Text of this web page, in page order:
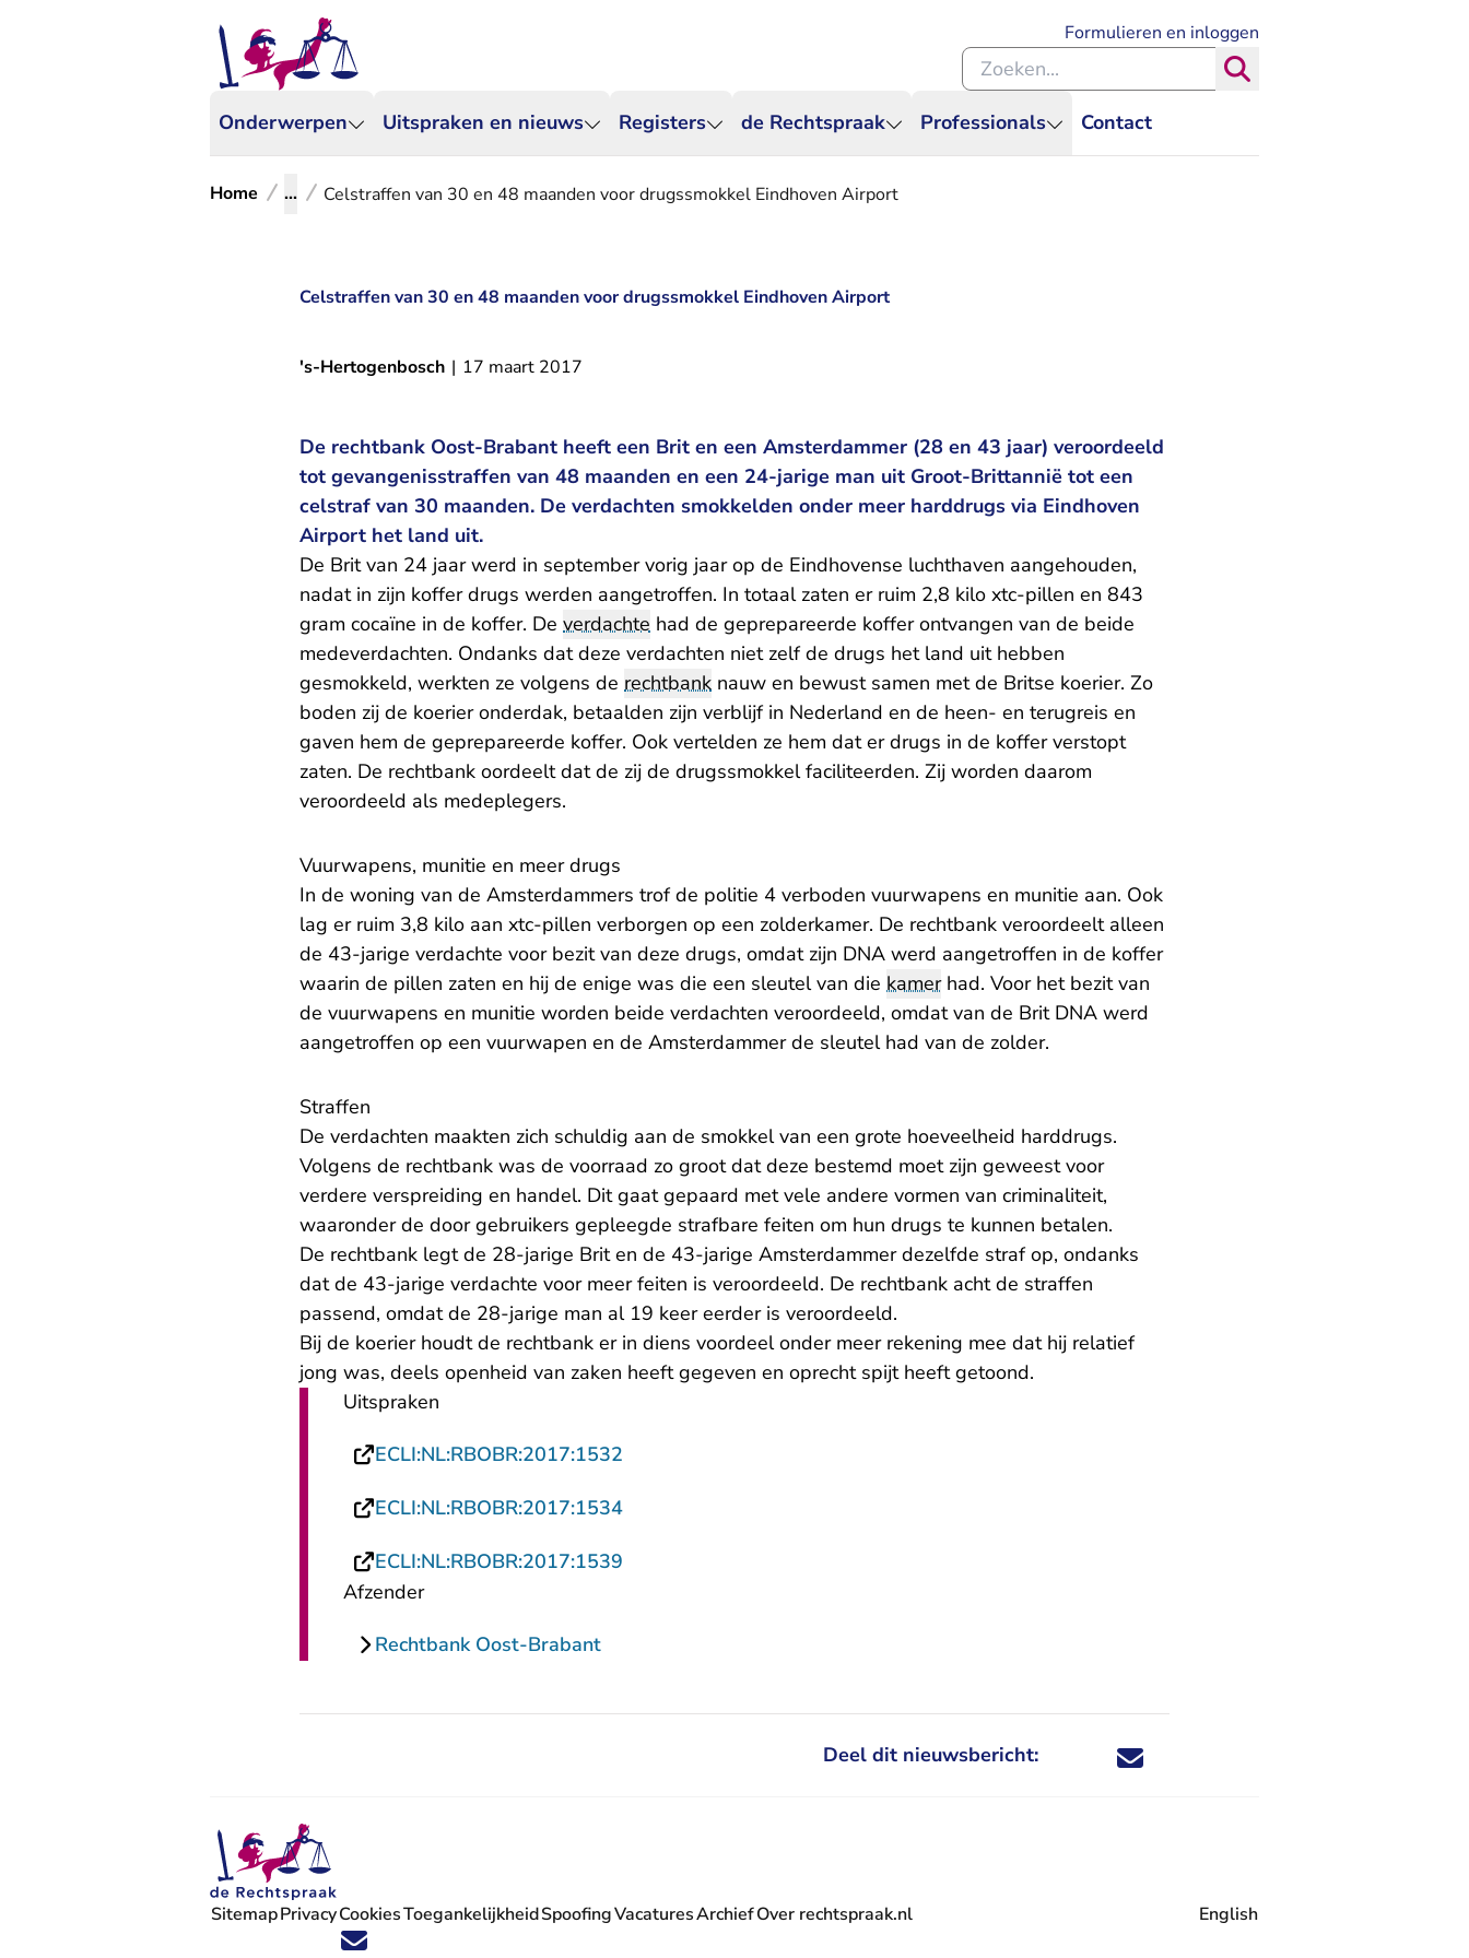
Onderwerpen Uitspraken en nieuws Registers de Rechtspraak Professionals Contact
Formulieren en inloggen
Zoeken binnen de Rechtspraak
Home ... Celstraffen van 30 en 48 maanden voor drugssmokkel Eindhoven Airport
Celstraffen van 30 en 48 maanden voor drugssmokkel Eindhoven Airport
's-Hertogenbosch | 17 maart 2017
De rechtbank Oost-Brabant heeft een Brit en een Amsterdammer (28 en 43 jaar) veroordeeld
tot gevangenisstraffen van 48 maanden en een 24-jarige man uit Groot-Brittannië tot een
celstraf van 30 maanden. De verdachten smokkelden onder meer harddrugs via Eindhoven
Airport het land uit.
De Brit van 24 jaar werd in september vorig jaar op de Eindhovense luchthaven aangehouden,
nadat in zijn koffer drugs werden aangetroffen. In totaal zaten er ruim 2,8 kilo xtc-pillen en 843
gram cocaïne in de koffer. De verdachte had de geprepareerde koffer ontvangen van de beide
medeverdachten. Ondanks dat deze verdachten niet zelf de drugs het land uit hebben
gesmokkeld, werkten ze volgens de rechtbank nauw en bewust samen met de Britse koerier. Zo
boden zij de koerier onderdak, betaalden zijn verblijf in Nederland en de heen- en terugreis en
gaven hem de geprepareerde koffer. Ook vertelden ze hem dat er drugs in de koffer verstopt
zaten. De rechtbank oordeelt dat de zij de drugssmokkel faciliteerden. Zij worden daarom
veroordeeld als medeplegers.
Vuurwapens, munitie en meer drugs
In de woning van de Amsterdammers trof de politie 4 verboden vuurwapens en munitie aan. Ook
lag er ruim 3,8 kilo aan xtc-pillen verborgen op een zolderkamer. De rechtbank veroordeelt alleen
de 43-jarige verdachte voor bezit van deze drugs, omdat zijn DNA werd aangetroffen in de koffer
waarin de pillen zaten en hij de enige was die een sleutel van die kamerhad. Voor het bezit van
de vuurwapens en munitie worden beide verdachten veroordeeld, omdat van de Brit DNA werd
aangetroffen op een vuurwapen en de Amsterdammer de sleutel had van de zolder.
Straffen
De verdachten maakten zich schuldig aan de smokkel van een grote hoeveelheid harddrugs.
Volgens de rechtbank was de voorraad zo groot dat deze bestemd moet zijn geweest voor
verdere verspreiding en handel. Dit gaat gepaard met vele andere vormen van criminaliteit,
waaronder de door gebruikers gepleegde strafbare feiten om hun drugs te kunnen betalen.
De rechtbank legt de 28-jarige Brit en de 43-jarige Amsterdammer dezelfde straf op, ondanks
dat de 43-jarige verdachte voor meer feiten is veroordeeld. De rechtbank acht de straffen
passend, omdat de 28-jarige man al 19 keer eerder is veroordeeld.
Bij de koerier houdt de rechtbank er in diens voordeel onder meer rekening mee dat hij relatief
jong was, deels openheid van zaken heeft gegeven en oprecht spijt heeft getoond.
Uitspraken
ECLI:NL:RBOBR:2017:1532
ECLI:NL:RBOBR:2017:1534- U verlaat Rechtspraak.nl
ECLI:NL:RBOBR:2017:1539
Afzender
Rechtbank Oost-Brabant
Deel dit nieuwsbericht: Deel dit nieuwsbericht via X - U verlaat
Deel dit nieuwsbericht via Facebook - U
Deel dit nieuwsbericht via e-mail
Deel dit nieuwsbericht via LinkedIn - U
Volg ons op X (Twitter) - U verlaat Rechtspraak.nl
Volg ons op Facebook - U verlaat Rechtspraak.nl
Volg ons op Instagram - U verlaat Rechtspraak.nl
Volg ons op Youtube - U verlaat Rechtspraak.nl
Volg ons op LinkedIn - U verlaat Rechtspraak.nl
'Blijf op de hoogte' nieuwsbrief - U verlaat Rechtspraak.nl
SitemapPrivacyCookiesToegankelijkheidSpoofingVacatures
- U verlaat Rechtspraak.nl
ArchiefOver rechtspraak.nl English